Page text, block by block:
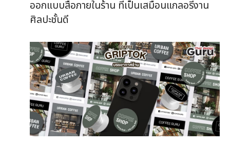
ออกแบบสื่อภายในร้าน ที่เป็นเสมือนแกลอรี่งาน
ศิลปะชั้นดี